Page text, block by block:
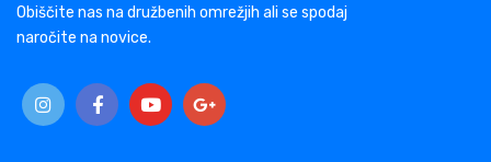
Obiščite nas na družbenih omrežjih ali se spodaj
naročite na novice.